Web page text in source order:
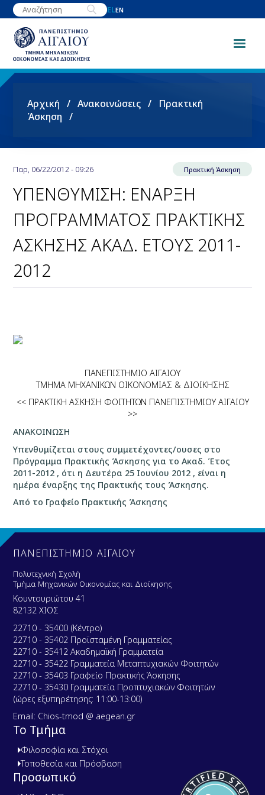
Παράκαμψη
προς
κυρίως
περιεχόμενο
ELEN
Breadcrumb
Αρχική Ανακοινώσεις
Πρακτική
Άσκηση
Παρ, 06/22/2012 - 09:26 Πρακτική Άσκηση
ΥΠΕΝΘΥΜΙΣΗ: ΕΝΑΡΞΗ
ΠΡΟΓΡΑΜΜΑΤΟΣ ΠΡΑΚΤΙΚΗΣ
ΑΣΚΗΣΗΣ ΑΚΑΔ. ΕΤΟΥΣ 2011-
2012
ΠΑΝΕΠΙΣΤΗΜΙΟ ΑΙΓΑΙΟΥ
ΤΜΗΜΑ ΜΗΧΑΝΙΚΩΝ ΟΙΚΟΝΟΜΙΑΣ & ΔΙΟΙΚΗΣΗΣ
<< ΠΡΑΚΤΙΚΗ ΑΣΚΗΣΗ ΦΟΙΤΗΤΩΝ ΠΑΝΕΠΙΣΤΗΜΙΟΥ ΑΙΓΑΙΟΥ
>>
ΑΝΑΚΟΙΝΩΣΗ
Υπενθυμίζεται στους συμμετέχοντες/ουσες στο
Πρόγραμμα Πρακτικής Άσκησης για το Ακαδ. Έτος
2011-2012 , ότι η Δευτέρα 25 Ιουνίου 2012 , είναι η
ημέρα έναρξης της Πρακτικής τους Άσκησης.
Από το Γραφείο Πρακτικής Άσκησης
ΠΑΝΕΠΙΣΤΗΜΙΟ ΑΙΓΑΙΟΥ
Πολυτεχνική Σχολή
Τμήμα Μηχανικών Οικονομίας και Διοίκησης
Κουντουριώτου 41
82132 ΧΙΟΣ
22710 - 35400 (Κέντρο)
22710 - 35402 Προϊσταμένη Γραμματείας
22710 - 35412 Ακαδημαϊκή Γραμματεία
22710 - 35422 Γραμματεία Μεταπτυχιακών Φοιτητών
22710 - 35403 Γραφείο Πρακτικής Άσκησης
22710 - 35430 Γραμματεία Προπτυχιακών Φοιτητών
(ώρες εξυπηρέτησης: 11:00-13:00)
Email: Chios-tmod @ aegean.gr
Το Τμήμα
Φιλοσοφία και Στόχοι
Τοποθεσία και Πρόσβαση
Προσωπικό